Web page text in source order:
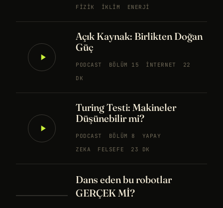
FIZIK İKLIM ENERJI
Açık Kaynak: Birlikten Doğan
Güç
PODCAST BÖLÜM 15 İNTERNET
22
DK
Turing Testi: Makineler
Düşünebilir mi?
PODCAST BÖLÜM 8
YAPAY
ZEKA
FELSEFE 23 DK
Dans eden bu robotlar
GERÇEK Mİ?